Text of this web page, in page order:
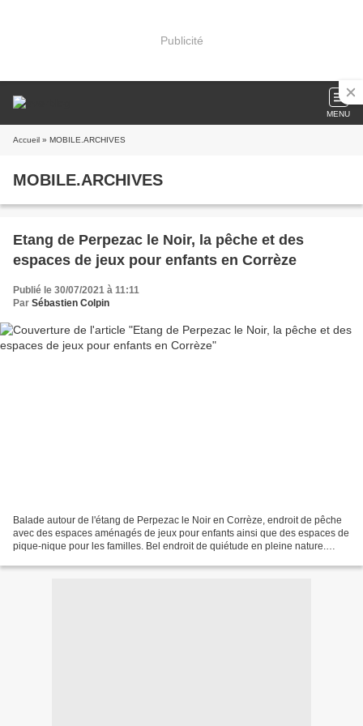
Publicité
MENU
Accueil » MOBILE.ARCHIVES
MOBILE.ARCHIVES
Etang de Perpezac le Noir, la pêche et des
espaces de jeux pour enfants en Corrèze
Publié le 30/07/2021 à 11:11
Par Sébastien Colpin
Balade autour de l'étang de Perpezac le Noir en Corrèze, endroit de pêche
avec des espaces aménagés de jeux pour enfants ainsi que des espaces de
pique-nique pour les familles. Bel endroit de quiétude en pleine nature.